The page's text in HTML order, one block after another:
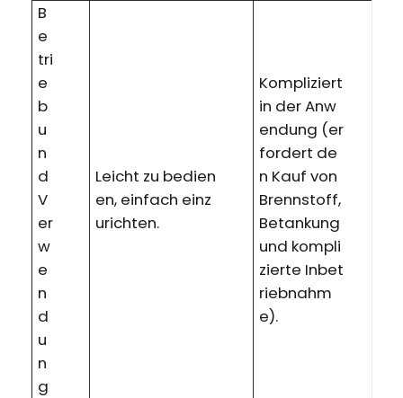
B
e
tri
e
b
u
n
d
V
er
w
e
n
d
u
n
g
Leicht zu bedien
en, einfach einz
urichten.
Kompliziert
in der Anw
endung (er
fordert de
n Kauf von
Brennstoff,
Betankung
und kompli
zierte Inbet
riebnahm
e).